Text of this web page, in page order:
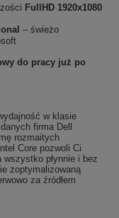
FullHD 1920x1080
– świeżo
do pracy już po
w klasie
firma Dell
rozmaitych
Core pozwoli Ci
płynnie i bez
zoptymalizowaną
za źródłem